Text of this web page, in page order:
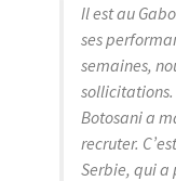
Il est au
ses
semaines,
sollicitations.
Botosani a
recruter.
Serbie, qui a